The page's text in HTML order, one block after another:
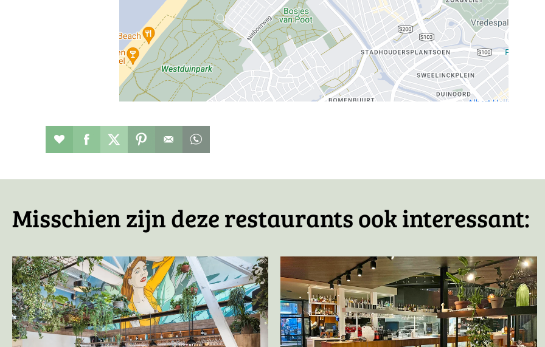
Restaurant toevoegen aan favorieten
Deel dit op facebook
Deel dit op twitter
Deel dit op pinterest
Misschien zijn deze restaurants ook interessant: